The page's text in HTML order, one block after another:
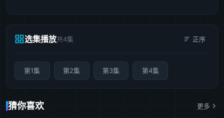
选集播放共4集 正序
第1集 第2集 第3集 第4集
猜你喜欢 更多